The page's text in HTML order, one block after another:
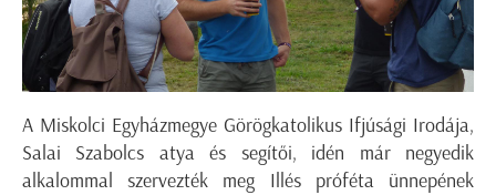
A Miskolci Egyházmegye Görögkatolikus Ifjúsági Irodája,
Salai Szabolcs atya és segítői, idén már negyedik
alkalommal szervezték meg Illés próféta ünnepének